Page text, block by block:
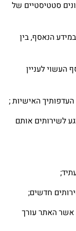
סטטיסטיים של
הנאסף, בין
העשוי לעניין
האישיות ;
לשירותים אותם
חדשים;
אשר האתר עורך